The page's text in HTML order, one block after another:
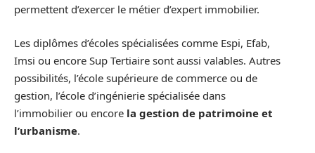
permettent d’exercer le métier d’expert immobilier.
Les diplômes d’écoles spécialisées comme Espi, Efab,
Imsi ou encore Sup Tertiaire sont aussi valables. Autres
possibilités, l’école supérieure de commerce ou de
gestion, l’école d’ingénierie spécialisée dans
l’immobilier ou encore la gestion de patrimoine et
l’urbanisme.